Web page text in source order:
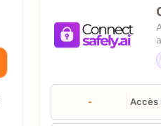
- Accès